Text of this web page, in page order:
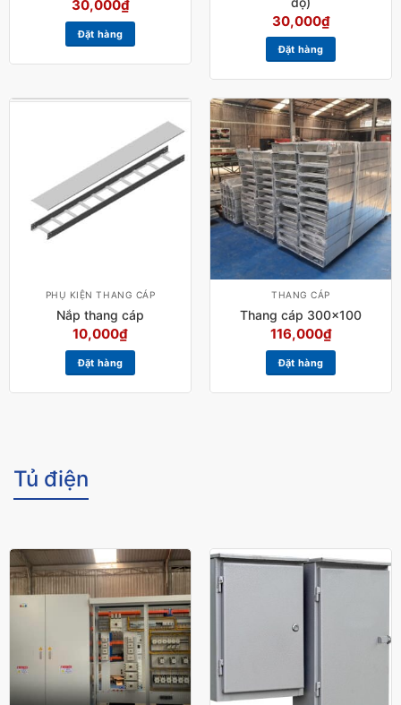
30,000₫
Đặt hàng
30,000₫
Đặt hàng
PHỤ KIỆN THANG CÁP
Nắp thang cáp
10,000₫
Đặt hàng
THANG CÁP
Thang cáp 300×100
116,000₫
Đặt hàng
Tủ điện